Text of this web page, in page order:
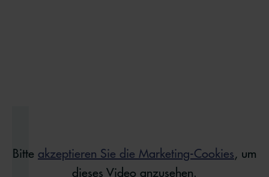
Bitte akzeptieren Sie die Marketing-Cookies, um
dieses Video anzusehen.